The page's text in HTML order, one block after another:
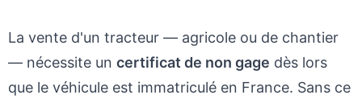
La vente d'un tracteur — agricole ou de chantier
— nécessite un certificat de non gage dès lors
que le véhicule est immatriculé en France. Sans ce